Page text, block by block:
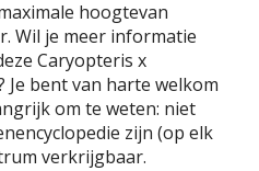
hoogtevan
Wil je meer informatie
Caryopteris x
Je bent van harte welkom
om te weten: niet
zijn (op elk
verkrijgbaar.